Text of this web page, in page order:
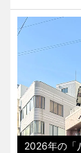
2026年の「